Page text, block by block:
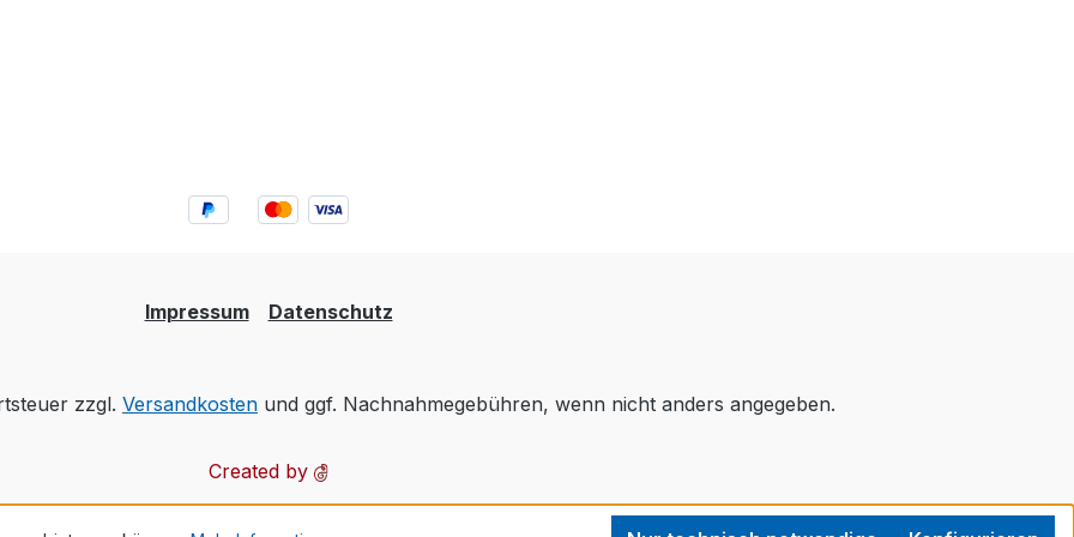
Impressum Datenschutz
zzgl. Versandkosten und ggf. Nachnahmegebühren, wenn nicht anders angegeben.
Created by